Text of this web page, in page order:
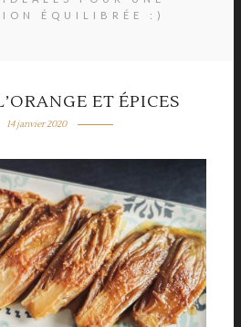
ÉQUILIBRÉE :)
ET ÉPICES
14 janvier 2020